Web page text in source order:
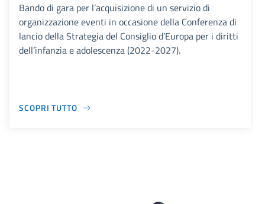
Bando di gara per l’acquisizione di un servizio di
organizzazione eventi in occasione della Conferenza di
lancio della Strategia del Consiglio d’Europa per i diritti
dell’infanzia e adolescenza (2022-2027).
SCOPRI TUTTO